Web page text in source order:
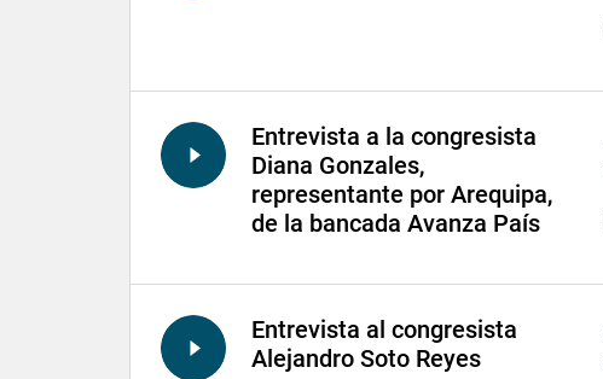
Entrevista a la congresista
Diana Gonzales,
representante por Arequipa,
de la bancada Avanza País
Entrevista al congresista
Alejandro Soto Reyes